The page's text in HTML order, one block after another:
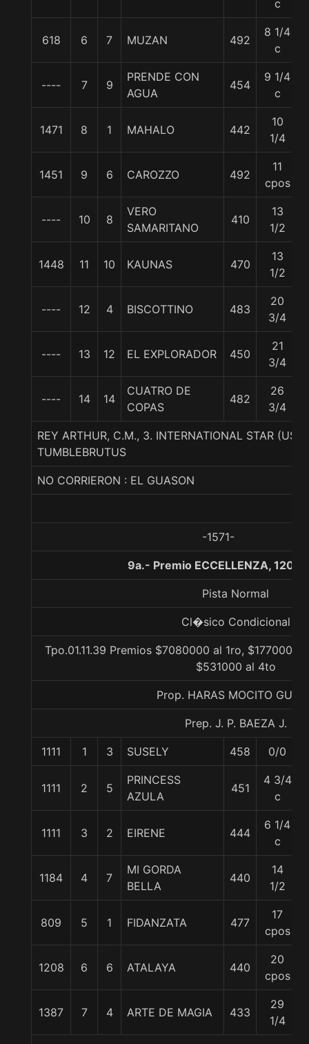
c
618 6 7 MUZAN 492
8 1/4
c
---- 7 9
PRENDE CON
AGUA
454
9 1/4
c
1471 8 1 MAHALO 442
10
1/4
1451 9 6 CAROZZO 492
11
cpos
---- 10 8
VERO
SAMARITANO
410
13
1/2
1448 11 10 KAUNAS 470
13
1/2
---- 12 4 BISCOTTINO 483
20
3/4
---- 13 12 EL EXPLORADOR 450
21
3/4
---- 14 14
CUATRO DE
COPAS
482
26
3/4
REY ARTHUR, C.M., 3. INTERNATIONAL STAR
TUMBLEBRUTUS
NO CORRIERON : EL GUASON
-1571-
9a.- Premio ECCELLENZA, 1200
Pista Normal
Cl�sico Condicional
Tpo.01.11.39 Premios $7080000 al 1ro,
$531000 al 4to
Prop. HARAS MOCITO
Prep. J. P. BAEZA J.
1111 1 3 SUSELY 458 0/0
1111 2 5
PRINCESS
AZULA
451
4 3/4
c
1111 3 2 EIRENE 444
6 1/4
c
1184 4 7
MI GORDA
BELLA
440
14
1/2
809 5 1 FIDANZATA 477
17
cpos
1208 6 6 ATALAYA 440
20
cpos
1387 7 4 ARTE DE MAGIA 433
29
1/4